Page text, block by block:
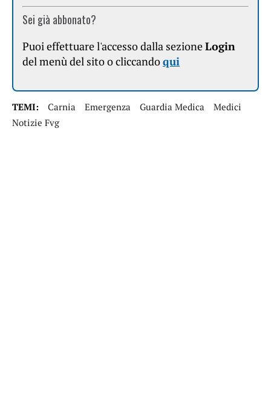
Sei già abbonato?
Puoi effettuare l'accesso dalla sezioneLogin
del menù del sito o cliccandoqui
TEMI: Carnia Emergenza Guardia Medica
Medici
Notizie Fvg